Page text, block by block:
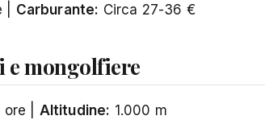
| Carburante: Circa 27-36 €
e mongolfiere
ore | Altitudine: 1.000 m